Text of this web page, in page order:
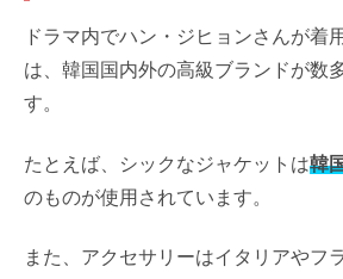
ドラマ内でハン・ジヒョンさんが着
は、韓国国内外の高級ブランドが数
す。
たとえば、シックなジャケットは韓
のものが使用されています。
また、アクセサリーはイタリアやフ